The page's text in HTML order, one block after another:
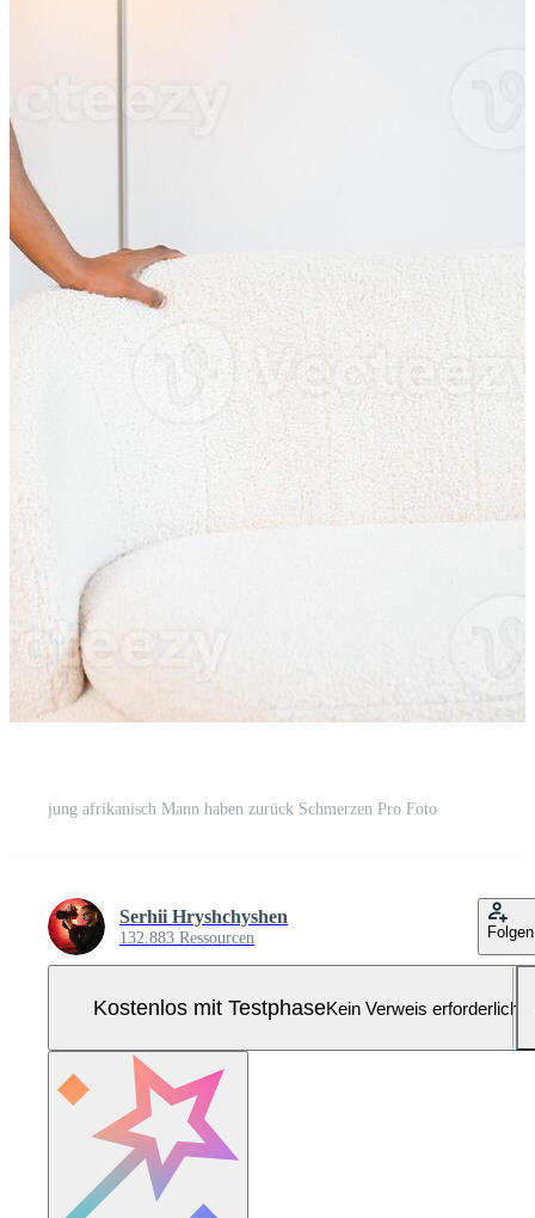
jung afrikanisch Mann haben zurück Schmerzen Pro Foto
Serhii Hryshchyshen
132.883 Ressourcen Folgen
Kostenlos mit TestphaseKein Verweis erforderlich